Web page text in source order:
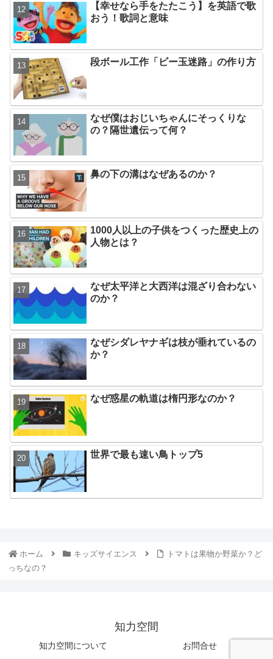
【幸せなら手をたたこう】を英語で歌
おう！歌詞と意味
段ボール工作「ビー玉迷路」の作り方
なぜ僕はおじいちゃんにそっくりな
の？隔世遺伝って何？
鼻の下の溝はなぜあるのか？
1000人以上の子供をつくった歴史上の
人物とは？
なぜ太平洋と大西洋は混ざり合わない
のか？
なぜシダレヤナギは枝が垂れているの
か？
なぜ惑星の軌道は楕円形なのか？
世界で最も速い鳥トップ5
ホーム キッズサイエンス
トマトは果物か野菜か？ど
っちなの？
知力空間
知力空間について お問合せ